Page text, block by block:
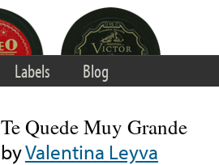
Labels Blog
Te Quede Muy Grande
byValentina Leyva